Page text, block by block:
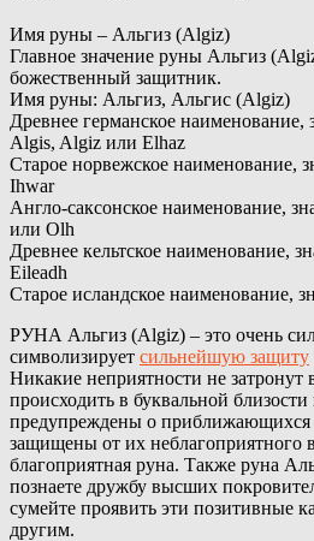
Имя руны – Альгиз (Algiz)
Главное значение руны Альгиз
божественный защитник.
Имя руны: Альгиз, Альгис (Algiz)
Древнее германское наименование,
Algis, Algiz или Elhaz
Старое норвежское наименование,
Ihwar
Англо-саксонское наименование,
или Olh
Древнее кельтское наименование,
Eileadh
Старое исландское наименование,
РУНА Альгиз (Algiz) – это очень
символизирует сильнейшую защиту
Никакие неприятности не затронут
происходить в буквальной
предупреждены о приближающихся
защищены от их неблагоприятного
благоприятная руна. Также руна
познаете дружбу высших
сумейте проявить эти позитивные
другим.